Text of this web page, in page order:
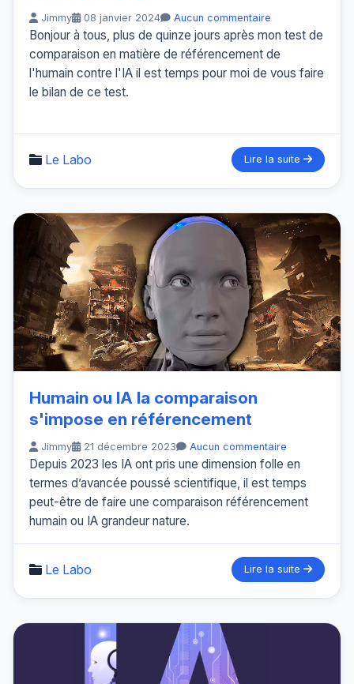
Jimmy 08 janvier 2024 Aucun commentaire
Bonjour à tous, plus de quinze jours après mon test de
comparaison en matière de référencement de
l'humain contre l'IA il est temps pour moi de vous faire
le bilan de ce test.
Le Labo Lire la suite
Humain ou IA la comparaison
s'impose en référencement
Jimmy 21 décembre 2023 Aucun commentaire
Depuis 2023 les IA ont pris une dimension folle en
termes d’avancée poussé scientifique, il est temps
peut-être de faire une comparaison référencement
humain ou IA grandeur nature.
Le Labo Lire la suite